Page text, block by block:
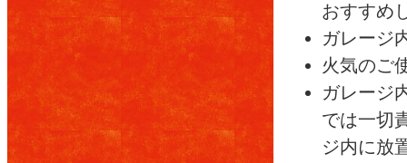
おすすめ
ガレージ
火気のご
ガレージ
では一切
ジ内に放